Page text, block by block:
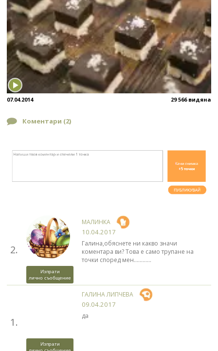
07.04.2014 29 566 видяна
Коментари (2)
2.
Изпрати
лично съобщение
МАЛИНКА
10.04.2017
Галина,обяснете ни какво значи
коментара ви? Това е само трупане на
точки според мен............
1.
Изпрати
ГАЛИНА ЛИПЧЕВА
09.04.2017
да